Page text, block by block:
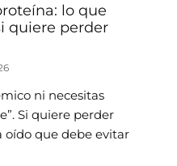
lo que
quiere perder
ni necesitas
Si quiere perder
oído que debe evitar